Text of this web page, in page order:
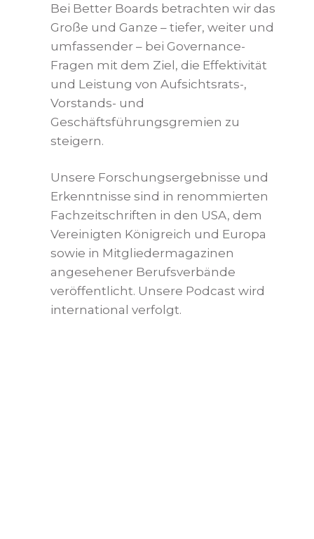
Bei Better Boards betrachten wir das
Große und Ganze – tiefer, weiter und
umfassender – bei Governance-
Fragen mit dem Ziel, die Effektivität
und Leistung von Aufsichtsrats-,
Vorstands- und
Geschäftsführungsgremien zu
steigern.
Unsere Forschungsergebnisse und
Erkenntnisse sind in renommierten
Fachzeitschriften in den USA, dem
Vereinigten Königreich und Europa
sowie in Mitgliedermagazinen
angesehener Berufsverbände
veröffentlicht. Unsere Podcast wird
international verfolgt.